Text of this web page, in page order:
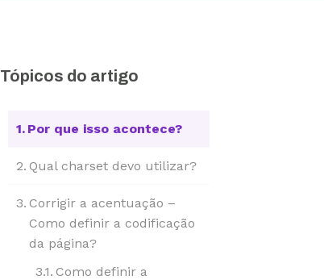
Tópicos do artigo
Por que isso acontece?
Qual charset devo utilizar?
Corrigir a acentuação –
Como definir a codificação
da página?
Como definir a